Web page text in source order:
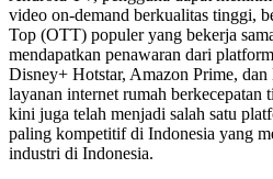
video on-demand berkualitas tinggi,
Top (OTT) populer yang bekerja
mendapatkan penawaran dari
Disney+ Hotstar, Amazon Prime,
layanan internet rumah
kini juga telah menjadi salah satu
paling kompetitif di Indonesia yang
industri di Indonesia.